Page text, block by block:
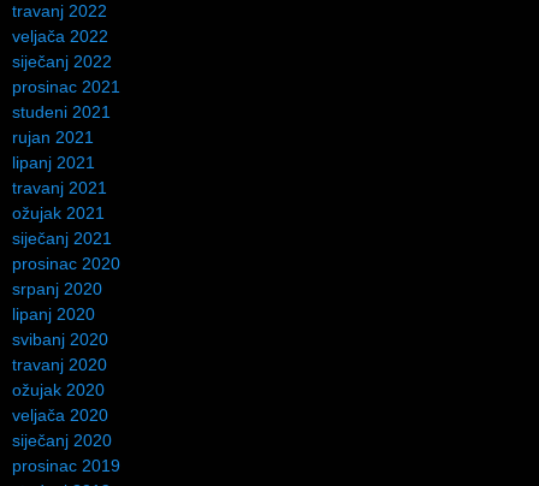
travanj 2022
veljača 2022
siječanj 2022
prosinac 2021
studeni 2021
rujan 2021
lipanj 2021
travanj 2021
ožujak 2021
siječanj 2021
prosinac 2020
srpanj 2020
lipanj 2020
svibanj 2020
travanj 2020
ožujak 2020
veljača 2020
siječanj 2020
prosinac 2019